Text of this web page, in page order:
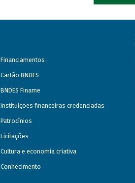
Financiamentos
Cartão BNDES
BNDES Finame
Instituições financeiras credenciadas
Patrocínios
Licitações
Cultura e economia criativa
Conhecimento